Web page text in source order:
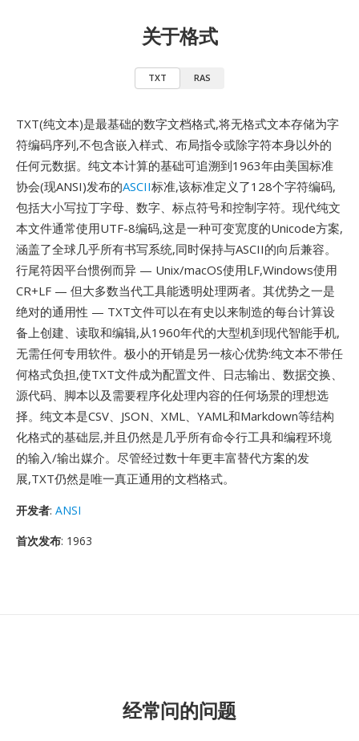
关于格式
TXT RAS
TXT(纯文本)是最基础的数字文档格式,将无格式文本存储为字
符编码序列,不包含嵌入样式、布局指令或除字符本身以外的
任何元数据。纯文本计算的基础可追溯到1963年由美国标准
协会(现ANSI)发布的ASCII标准,该标准定义了128个字符编码,
包括大小写拉丁字母、数字、标点符号和控制字符。现代纯文
本文件通常使用UTF-8编码,这是一种可变宽度的Unicode方案,
涵盖了全球几乎所有书写系统,同时保持与ASCII的向后兼容。
行尾符因平台惯例而异 — Unix/macOS使用LF,Windows使用
CR+LF — 但大多数当代工具能透明处理两者。其优势之一是
绝对的通用性 — TXT文件可以在有史以来制造的每台计算设
备上创建、读取和编辑,从1960年代的大型机到现代智能手机,
无需任何专用软件。极小的开销是另一核心优势:纯文本不带任
何格式负担,使TXT文件成为配置文件、日志输出、数据交换、
源代码、脚本以及需要程序化处理内容的任何场景的理想选
择。纯文本是CSV、JSON、XML、YAML和Markdown等结构
化格式的基础层,并且仍然是几乎所有命令行工具和编程环境
的输入/输出媒介。尽管经过数十年更丰富替代方案的发
展,TXT仍然是唯一真正通用的文档格式。
开发者: ANSI
首次发布: 1963
经常问的问题